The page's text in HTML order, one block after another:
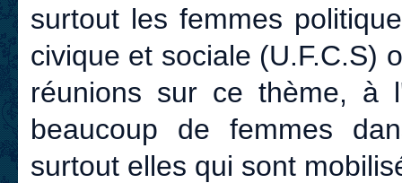
surtout les femmes
civique et sociale (U.F.C.S)
réunions sur ce thème, à
beaucoup de femmes
surtout elles qui sont